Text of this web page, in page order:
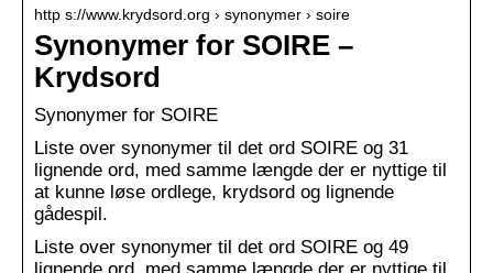
http s://www.krydsord.org › synonymer › soire
Synonymer for SOIRE –
Krydsord
Synonymer for SOIRE
Liste over synonymer til det ord SOIRE og 31
lignende ord, med samme længde der er nyttige til
at kunne løse ordlege, krydsord og lignende
gådespil.
Liste over synonymer til det ord SOIRE og 49